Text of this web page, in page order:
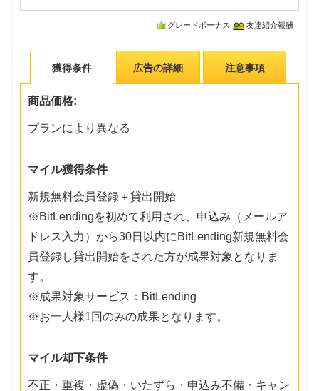
グレードボーナス 友達紹介報酬
獲得条件 広告の詳細 注意事項
商品価格:
プランにより異なる
マイル獲得条件
新規無料会員登録＋貸出開始
※BitLendingを初めて利用され、申込み（メールア
ドレス入力）から30日以内にBitLending新規無料会
員登録し貸出開始をされた方が成果対象となりま
す。
※成果対象サービス：BitLending
※お一人様1回のみの成果となります。
マイル却下条件
不正・重複・虚偽・いたずら・申込み不備・キャン